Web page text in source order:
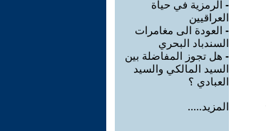
- الرمزية في حياة
العراقيين
- العودة الى مغامرات
السندباد البحري
- هل تجوز المفاضلة بين
السيد المالكي والسيد
العبادي ؟
المزيد.....